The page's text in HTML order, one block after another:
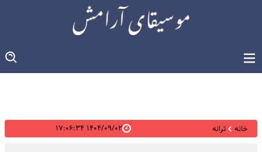
خانه ترانه ۱۴۰۴/۰۹/۰۲ ۱۷:۰۶:۳۴